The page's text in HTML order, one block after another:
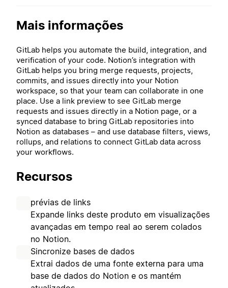
Mais informações
GitLab helps you automate the build, integration, and
verification of your code. Notion’s integration with
GitLab helps you bring merge requests, projects,
commits, and issues directly into your Notion
workspace, so that your team can collaborate in one
place. Use a link preview to see GitLab merge
requests and issues directly in a Notion page, or a
synced database to bring GitLab repositories into
Notion as databases – and use database filters, views,
rollups, and relations to connect GitLab data across
your workflows.
Recursos
prévias de links
Expande links deste produto em visualizações
avançadas em tempo real ao serem colados
no Notion.
Sincronize bases de dados
Extrai dados de uma fonte externa para uma
base de dados do Notion e os mantém